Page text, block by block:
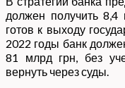
должен получить
готов к выходу
2022 годы банк
81 млрд грн, без
вернуть через суды.